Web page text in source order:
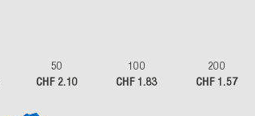
50
CHF 2.10
100
CHF 1.83
200
CHF 1.57